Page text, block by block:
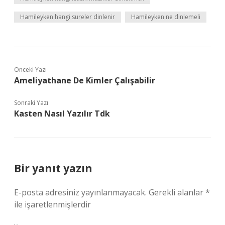
Hamileyken hangi sureler dinlenir Hamileyken ne dinlemeli
Önceki Yazı
Ameliyathane De Kimler Çalışabilir
Sonraki Yazı
Kasten Nasıl Yazılır Tdk
Bir yanıt yazın
E-posta adresiniz yayınlanmayacak. Gerekli alanlar*
ile işaretlenmişlerdir